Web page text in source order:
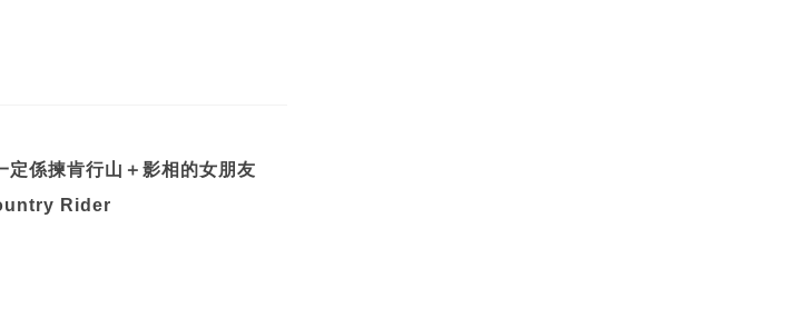
定係揀肯行山＋影相的女朋友
Rider